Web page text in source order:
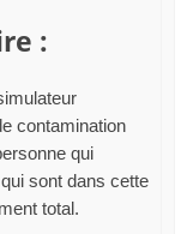
:
contamination
qui
sont dans cette
total.